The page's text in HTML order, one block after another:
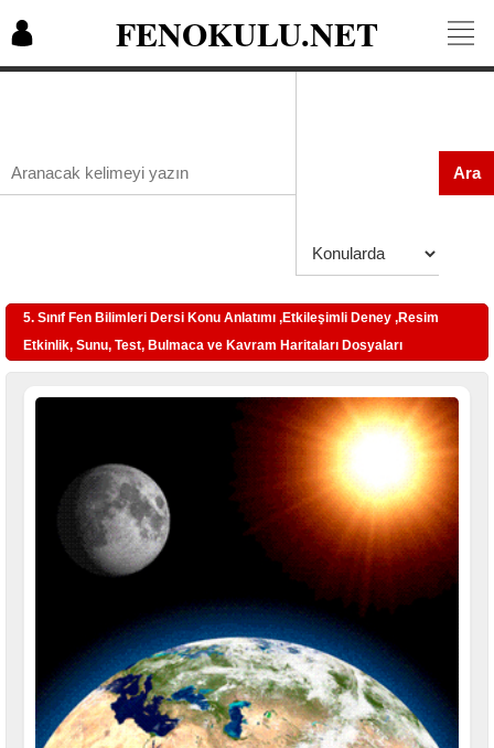
FENOKULU.NET
Ara
5. Sınıf Fen Bilimleri Dersi Konu Anlatımı ,Etkileşimli Deney ,Resim
Etkinlik, Sunu, Test, Bulmaca ve Kavram Haritaları Dosyaları